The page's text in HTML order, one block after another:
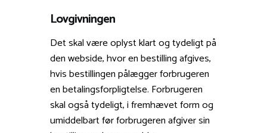
Lovgivningen
Det skal være oplyst klart og tydeligt på
den webside, hvor en bestilling afgives,
hvis bestillingen pålægger forbrugeren
en betalingsforpligtelse. Forbrugeren
skal også tydeligt, i fremhævet form og
umiddelbart før forbrugeren afgiver sin